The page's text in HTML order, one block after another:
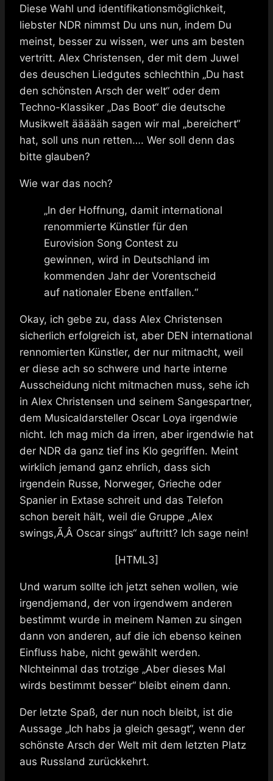
Diese Wahl und identifikationsmöglichkeit,
liebster NDR nimmst Du uns nun, indem Du
meinst, besser zu wissen, wer uns am besten
vertritt. Alex Christensen, der mit dem Juwel
des deuschen Liedgutes schlechthin „Du hast
den schönsten Arsch der welt“ oder dem
Techno-Klassiker „Das Boot“ die deutsche
Musikwelt äääääh sagen wir mal „bereichert“
hat, soll uns nun retten…. Wer soll denn das
bitte glauben?
Wie war das noch?
„In der Hoffnung, damit international
renommierte Künstler für den
Eurovision Song Contest zu
gewinnen, wird in Deutschland im
kommenden Jahr der Vorentscheid
auf nationaler Ebene entfallen.“
Okay, ich gebe zu, dass Alex Christensen
sicherlich erfolgreich ist, aber DEN international
rennomierten Künstler, der nur mitmacht, weil
er diese ach so schwere und harte interne
Ausscheidung nicht mitmachen muss, sehe ich
in Alex Christensen und seinem Sangespartner,
dem Musicaldarsteller Oscar Loya irgendwie
nicht. Ich mag mich da irren, aber irgendwie hat
der NDR da ganz tief ins Klo gegriffen. Meint
wirklich jemand ganz ehrlich, dass sich
irgendein Russe, Norweger, Grieche oder
Spanier in Extase schreit und das Telefon
schon bereit hält, weil die Gruppe „Alex
swings,Ã‚Â Oscar sings“ auftritt? Ich sage nein!
[HTML3]
Und warum sollte ich jetzt sehen wollen, wie
irgendjemand, der von irgendwem anderen
bestimmt wurde in meinem Namen zu singen
dann von anderen, auf die ich ebenso keinen
Einfluss habe, nicht gewählt werden.
NIchteinmal das trotzige „Aber dieses Mal
wirds bestimmt besser“ bleibt einem dann.
Der letzte Spaß, der nun noch bleibt, ist die
Aussage „Ich habs ja gleich gesagt“, wenn der
schönste Arsch der Welt mit dem letzten Platz
aus Russland zurückkehrt.